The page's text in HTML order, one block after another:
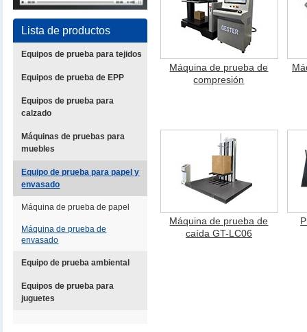
Lista de productos
Equipos de prueba para tejidos
Equipos de prueba de EPP
Equipos de prueba para
calzado
Máquinas de pruebas para
muebles
Equipo de prueba para papel y
envasado
Máquina de prueba de papel
Máquina de prueba de
envasado
Equipo de prueba ambiental
Equipos de prueba para
juguetes
Máquina de prueba de
compresión
Máquina de prueba de
caída GT-LC06